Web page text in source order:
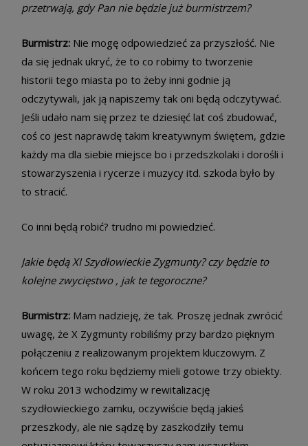
przetrwają, gdy Pan nie będzie już burmistrzem?
Burmistrz: Nie mogę odpowiedzieć za przyszłość. Nie
da się jednak ukryć, że to co robimy to tworzenie
historii tego miasta po to żeby inni godnie ją
odczytywali, jak ją napiszemy tak oni będą odczytywać.
Jeśli udało nam się przez te dziesięć lat coś zbudować,
coś co jest naprawdę takim kreatywnym świętem, gdzie
każdy ma dla siebie miejsce bo i przedszkolaki i dorośli i
stowarzyszenia i rycerze i muzycy itd. szkoda było by
to stracić.
Co inni będą robić? trudno mi powiedzieć.
Jakie będą XI Szydłowieckie Zygmunty? czy będzie to
kolejne zwycięstwo , jak te tegoroczne?
Burmistrz: Mam nadzieję, że tak. Proszę jednak zwrócić
uwagę, że X Zygmunty robiliśmy przy bardzo pięknym
połączeniu z realizowanym projektem kluczowym. Z
końcem tego roku będziemy mieli gotowe trzy obiekty.
W roku 2013 wchodzimy w rewitalizację
szydłowieckiego zamku, oczywiście będą jakieś
przeszkody, ale nie sądzę by zaszkodziły temu